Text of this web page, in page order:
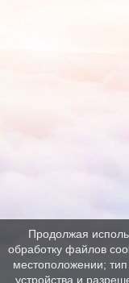
Продолжая
обработку файлов
местоположении;
устройства и